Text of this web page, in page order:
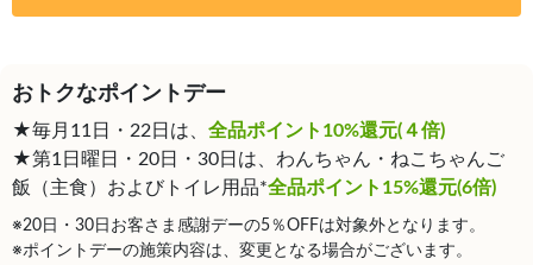
おトクなポイントデー
★毎月11日・22日は、 全品ポイント10%還元(４倍)
★第1日曜日・20日・30日は、わんちゃん・ねこちゃんご
飯（主食）およびトイレ用品*全品ポイント15%還元(6倍)
※20日・30日お客さま感謝デーの5％OFFは対象外となります。
※ポイントデーの施策内容は、変更となる場合がございます。